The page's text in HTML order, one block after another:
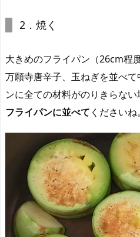
2．焼く
大きめのフライパン（26cm程
万願寺唐辛子、玉ねぎを並べ
ンに全ての材料がのりきらない
フライパンに並べて くださいね。